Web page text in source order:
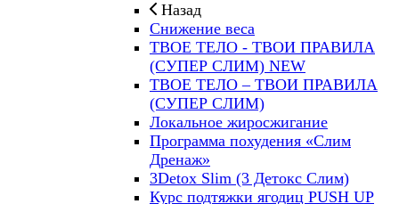
Назад
Снижение веса
ТВОЕ ТЕЛО - ТВОИ ПРАВИЛА
(СУПЕР СЛИМ) NEW
ТВОЕ ТЕЛО – ТВОИ ПРАВИЛА
(СУПЕР СЛИМ)
Локальное жиросжигание
Программа похудения «Слим
Дренаж»
3Detox Slim (3 Детокс Слим)
Курс подтяжки ягодиц PUSH UP